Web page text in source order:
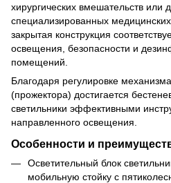
хирургических вмешательств или
специализированных
закрытая конструкция
освещения, безопасности и
помещений.
Благодаря регулировке
(прожектора) достигается
светильники эффективными
направленного освещения.
Особенности и
Осветительный блок
мобильную стойку с